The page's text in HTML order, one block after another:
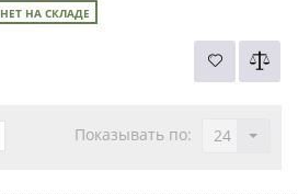
НЕТ НА СКЛАДЕ
Показывать по: 24